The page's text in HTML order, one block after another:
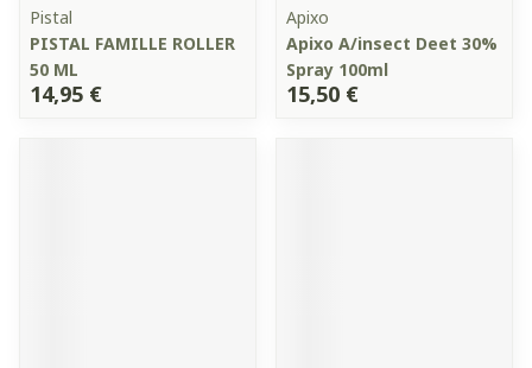
Pistal
PISTAL FAMILLE ROLLER
50 ML
14,95 €
Apixo
Apixo A/insect Deet 30%
Spray 100ml
15,50 €